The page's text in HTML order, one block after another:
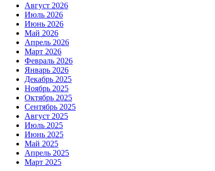
Август 2026
Июль 2026
Июнь 2026
Май 2026
Апрель 2026
Март 2026
Февраль 2026
Январь 2026
Декабрь 2025
Ноябрь 2025
Октябрь 2025
Сентябрь 2025
Август 2025
Июль 2025
Июнь 2025
Май 2025
Апрель 2025
Март 2025